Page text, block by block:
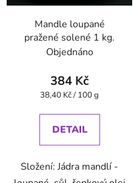
Mandle loupané
pražené solené 1 kg.
Objednáno
384 Kč
Měrná
38,40 Kč / 100 g
DETAIL
Složení: Jádra mandlí -